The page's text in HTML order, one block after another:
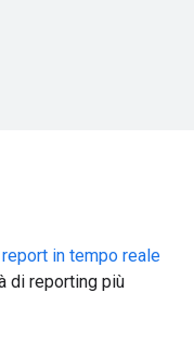
report in tempo reale
di reporting più